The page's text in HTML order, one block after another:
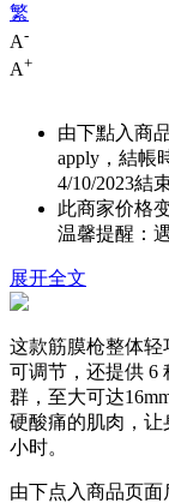
繁
A-
A+
由下點入商
apply，結帳
4/10/2023結
此商家价格
温馨提醒：
展开全文
这款筋膜枪整体
可调节，还提供 6
群，至大可达
硬酸痛的肌肉，
小时。
由下点入商品页面